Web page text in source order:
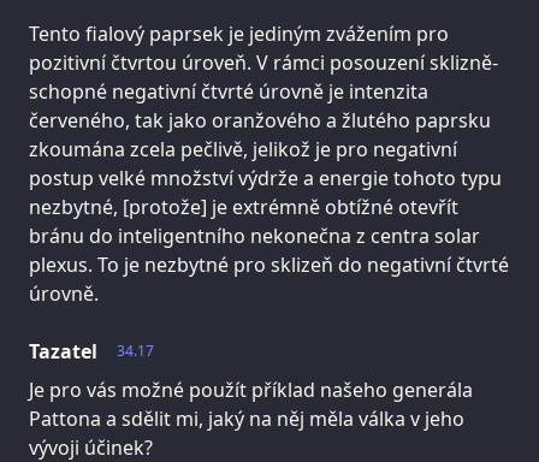
Tento fialový paprsek je jediným zvážením pro
pozitivní čtvrtou úroveň. V rámci posouzení sklizně-
schopné negativní čtvrté úrovně je intenzita
červeného, tak jako oranžového a žlutého paprsku
zkoumána zcela pečlivě, jelikož je pro negativní
postup velké množství výdrže a energie tohoto typu
nezbytné, [protože] je extrémně obtížné otevřít
bránu do inteligentního nekonečna z centra solar
plexus. To je nezbytné pro sklizeň do negativní čtvrté
úrovně.
34.17
Tazatel
Je pro vás možné použít příklad našeho generála
Pattona a sdělit mi, jaký na něj měla válka v jeho
vývoji účinek?